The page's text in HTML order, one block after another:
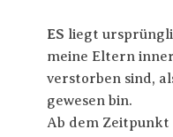
ES liegt
meine Eltern
verstorben sind,
gewesen bin.
Ab dem Zeitpunkt